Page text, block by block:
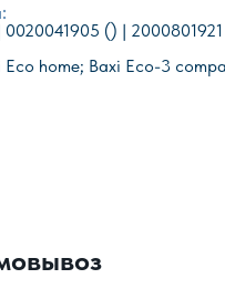
() |
Eco home; Baxi Eco-3